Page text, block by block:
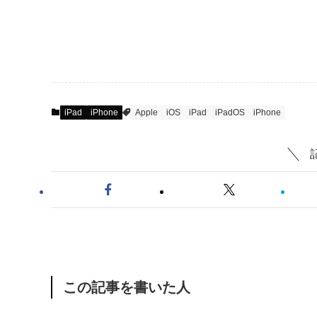
iPad iPhone Apple iOS iPad iPadOS iPhone
この記事を書いた人